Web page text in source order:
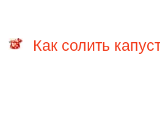
Как солить